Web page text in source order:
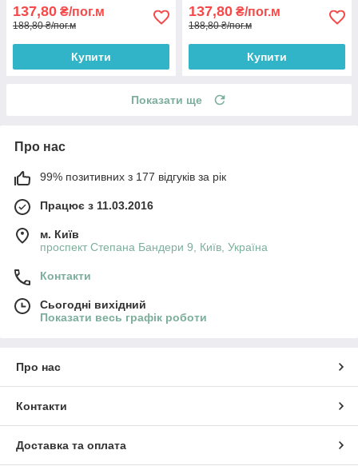
137,80 ₴/пог.м
188,80 ₴/пог.м
Купити
137,80 ₴/пог.м
188,80 ₴/пог.м
Купити
Показати ще
Про нас
99% позитивних з 177 відгуків за рік
Працює з 11.03.2016
м. Київ
проспект Степана Бандери 9, Київ, Україна
Контакти
Сьогодні вихідний
Показати весь графік роботи
Про нас
Контакти
Доставка та оплата